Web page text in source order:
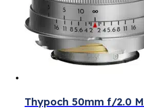
Thypoch 50mm f/2.0